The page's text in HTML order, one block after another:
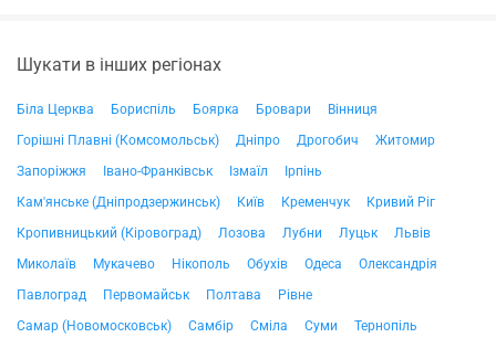
Шукати в інших регіонах
Біла Церква Бориспіль Боярка Бровари
Вінниця
Горішні Плавні (Комсомольськ)
Дніпро Дрогобич
Житомир
Запоріжжя
Івано-Франківськ Ізмаїл
Ірпінь
Кам'янське (Дніпродзержинськ)
Київ Кременчук
Кривий Ріг
Кропивницький (Кіровоград)
Лозова Лубни Луцьк
Львів
Миколаїв
Мукачево Нікополь Обухів Одеса
Олександрія
Павлоград
Первомайськ Полтава
Рівне
Самар (Новомосковськ)
Самбір Сміла Суми
Тернопіль